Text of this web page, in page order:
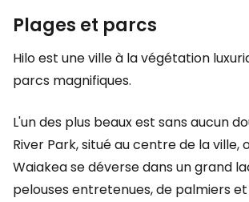
Plages et parcs
Hilo est une ville à la végétation
parcs magnifiques.
L'un des plus beaux est sans aucun
River Park, situé au centre de la ville,
Waiakea se déverse dans un grand
pelouses entretenues, de palmiers